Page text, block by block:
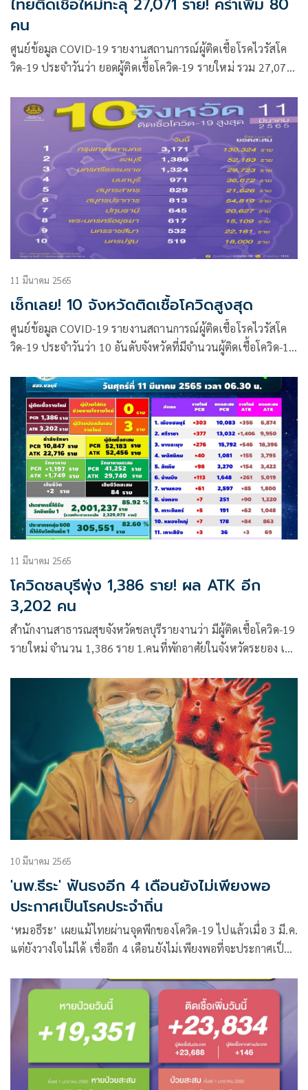
ไทยติดเชื้อใหม่ทะลุ 27,071 ราย! คร่าเพิ่ม 80
คน
ศูนย์ข้อมูล COVID-19 รายงานสถานการณ์ผู้ติดเชื้อโรคไวรัสโค
วิด-19 ประจำวันว่า ยอดผู้ติดเชื้อโควิด-19 รายใหม่ รวม 27,071
11 มีนาคม 2565
เช็กเลย! 10 จังหวัดติดเชื้อโควิดสูงสุด
ศูนย์ข้อมูล COVID-19 รายงานสถานการณ์ผู้ติดเชื้อโรคไวรัสโค
วิด-19 ประจำวันว่า 10 อันดับจังหวัดที่มีจำนวนผู้ติดเชื้อโควิด-19
1,386 ราย 3.นครศรีธรรมราช 1,324 ราย
11 มีนาคม 2565
โควิดชลบุรีพุ่ง 1,386 ราย! ผล ATK อีก
3,202 คน
สำนักงานสาธารณสุขจังหวัดชลบุรีรายงานว่า มีผู้ติดเชื้อโควิด-19
รายใหม่ จำนวน 1,386 ราย 1.คนที่พักอาศัยในจังหวัดระยอง เข้า
10 มีนาคม 2565
'นพ.ธีระ' ฟันธงอีก 4 เดือนยังไม่เพียงพอ
ประกาศเป็นโรคประจำถิ่น
‘หมอธีระ’ เผยแม้ไทยผ่านจุดพีกของโควิด-19 ไปแล้วเมื่อ 3 มี.ค.
แต่ยังวางใจไม่ได้ เชื่ออีก 4 เดือนยังไม่เพียงพอที่จะประกาศเป็น